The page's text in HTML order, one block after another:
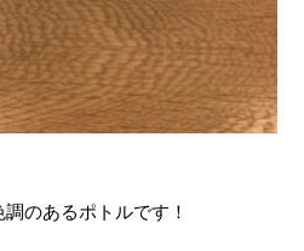
のあるポトルです！